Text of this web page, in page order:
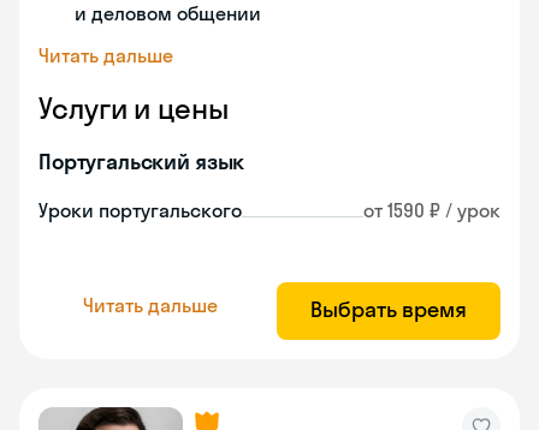
и деловом общении
Читать дальше
Услуги и цены
Португальский язык
Уроки португальского от 1590 ₽ / урок
Читать дальше Выбрать время